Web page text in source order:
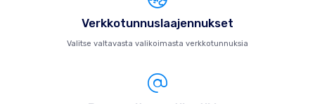
Verkkotunnuslaajennukset
Valitse valtavasta valikoimasta verkkotunnuksia